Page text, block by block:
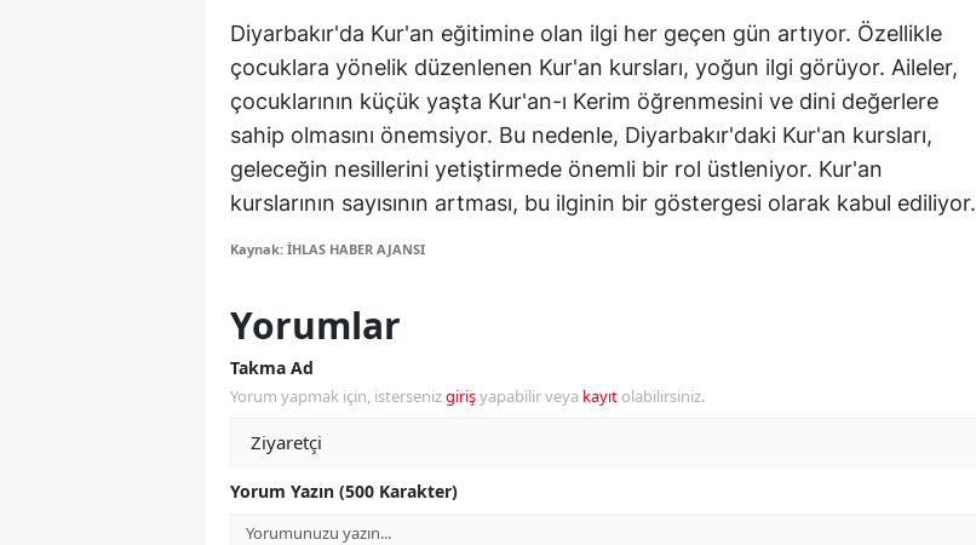
Sakarya
Samsun
Siirt
Sinop
Trabzon
Diyarbakır'da Kur'an eğitimine olan ilgi her geçen gün artıyor. Özellikle
çocuklara yönelik düzenlenen Kur'an kursları, yoğun ilgi görüyor. Aileler,
çocuklarının küçük yaşta Kur'an-ı Kerim öğrenmesini ve dini değerlere
sahip olmasını önemsiyor. Bu nedenle, Diyarbakır'daki Kur'an kursları,
geleceğin nesillerini yetiştirmede önemli bir rol üstleniyor. Kur'an
kurslarının sayısının artması, bu ilginin bir göstergesi olarak kabul ediliyor.
Kaynak: İHLAS HABER AJANSI
Yorumlar
Takma Ad
Yorum yapmak için, istersenizgirişyapabilir veya kayıt olabilirsiniz.
Yorum Yazın (500 Karakter)